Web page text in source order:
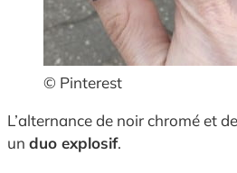
© Pinterest
L’alternance de noir chromé et
un duo explosif.